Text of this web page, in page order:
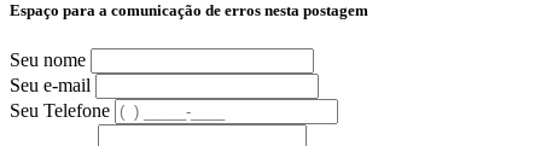
Espaço para a comunicação de erros nesta postagem
Seu nome
Seu e-mail
Seu Telefone